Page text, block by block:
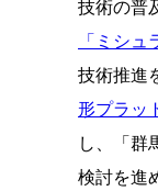
技術の普
「ミシュ
技術推進
形プラッ
し、「群
検討を進